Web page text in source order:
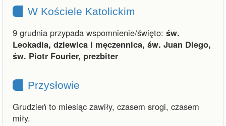
W Kościele Katolickim
9 grudnia przypada wspomnienie/święto: św.
Leokadia, dziewica i męczennica, św. Juan Diego,
św. Piotr Fourier, prezbiter
Przysłowie
Grudzień to miesiąc zawiły, czasem srogi, czasem
miły.